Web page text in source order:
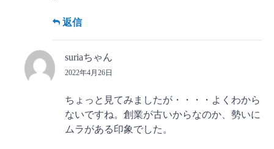
返信
suriaちゃん
2022年4月26日
ちょっと見てみましたが・・・・よくわから
ないですね。創業が古いからなのか、勢いに
ムラがある印象でした。